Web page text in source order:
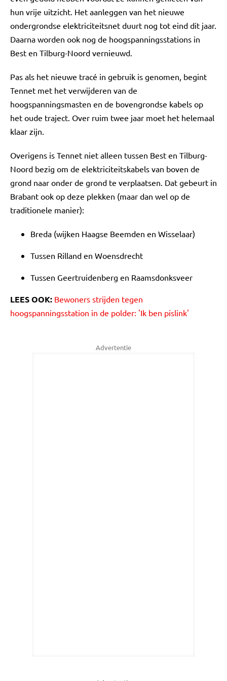
hun vrije uitzicht. Het aanleggen van het nieuwe
ondergrondse elektriciteitsnet duurt nog tot eind dit jaar.
Daarna worden ook nog de hoogspanningsstations in
Best en Tilburg-Noord vernieuwd.
Pas als het nieuwe tracé in gebruik is genomen, begint
Tennet met het verwijderen van de
hoogspanningsmasten en de bovengrondse kabels op
het oude traject. Over ruim twee jaar moet het helemaal
klaar zijn.
Overigens is Tennet niet alleen tussen Best en Tilburg-
Noord bezig om de elektriciteitskabels van boven de
grond naar onder de grond te verplaatsen. Dat gebeurt in
Brabant ook op deze plekken (maar dan wel op de
traditionele manier):
Breda (wijken Haagse Beemden en Wisselaar)
Tussen Rilland en Woensdrecht
Tussen Geertruidenberg en Raamsdonksveer
LEES OOK: Bewoners strijden tegen
hoogspanningsstation in de polder: 'Ik ben pislink'
Advertentie